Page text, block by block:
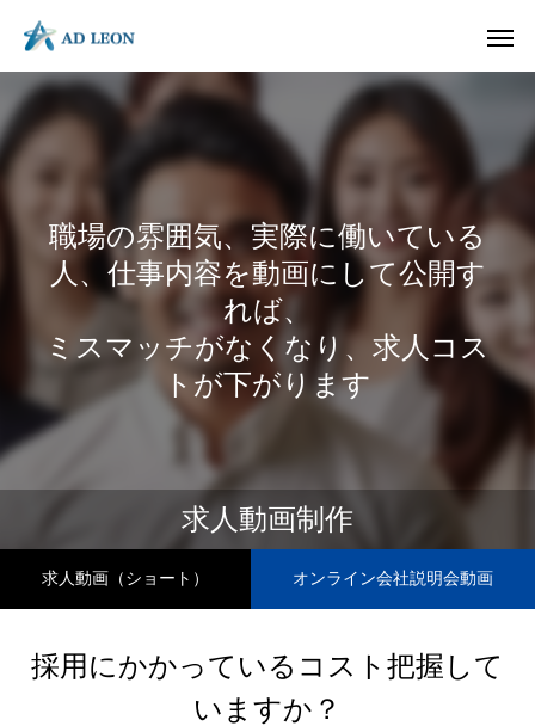
大切にしているもの
社会に何を価値提供しているのか？
写真/動画 企画・撮影 動画 企画・制作
動画だから伝わる
HP/LP 企
職場の雰囲気、実際に働いている
人、仕事内容を動画にして公開す
れば、
ミスマッチがなくなり、求人コス
トが下がります
求人動画制作
求人動画（ショート） オンライン会社説明会動画
採用にかかっているコスト把握して
いますか？